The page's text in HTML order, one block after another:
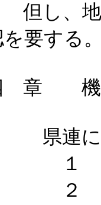
協議
要する
章
連に下
連
行